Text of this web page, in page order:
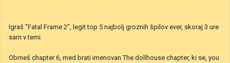
Igraš "Fatal Frame 2", legit top 5 najbolj groznih špilov ever, skoraj 3 ure
sam v temi
Obrneš chapter 6, med brati imenovan The dollhouse chapter, ki se, you